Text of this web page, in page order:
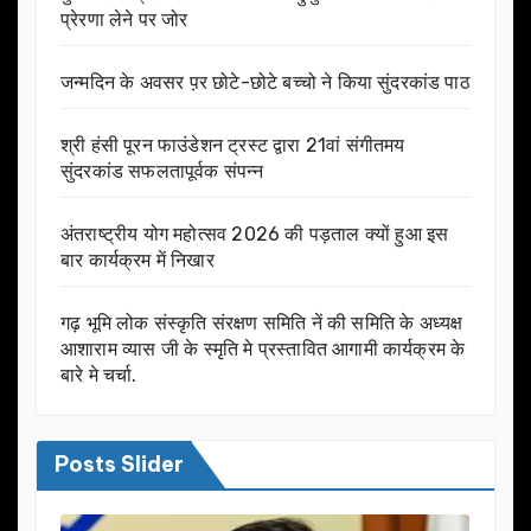
प्रेरणा लेने पर जोर
जन्मदिन के अवसर प़र छोटे-छोटे बच्चो ने किया सुंदरकांड पाठ
श्री हंसी पूरन फाउंडेशन ट्रस्ट द्वारा 21वां संगीतमय
सुंदरकांड सफलतापूर्वक संपन्न
अंतराष्ट्रीय योग महोत्सव 2026 की पड़ताल क्यों हुआ इस
बार कार्यक्रम में निखार
गढ़ भूमि लोक संस्कृति संरक्षण समिति नें की समिति के अध्यक्ष
आशाराम व्यास जी के स्मृति मे प्रस्तावित आगामी कार्यक्रम के
बारे मे चर्चा.
Posts Slider